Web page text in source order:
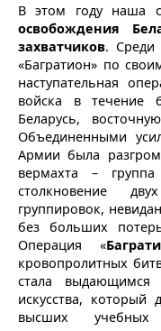
В этом году наша
освобождения
захватчиков. Среди
«Багратион» по
наступательная
войска в течение
Беларусь,
Объединенными
Армии была
вермахта –
столкновение
группировок,
без больших
Операция «
кровопролитных
стала выдающимся
искусства, который
высших